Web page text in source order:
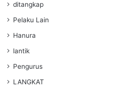
ditangkap
Pelaku Lain
Hanura
lantik
Pengurus
LANGKAT